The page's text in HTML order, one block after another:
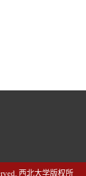
西北大学版权所